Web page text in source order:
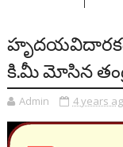
కి.మీ మోసిన
Admin 4 years